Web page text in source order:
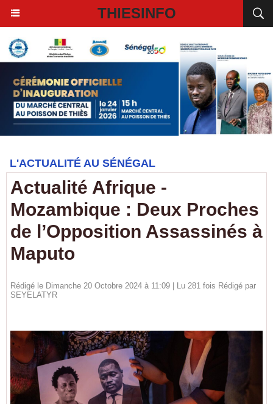
THIESINFO
L'ACTUALITÉ AU SÉNÉGAL
Actualité Afrique -
Mozambique : Deux Proches
de l’Opposition Assassinés à
Maputo
Rédigé le Dimanche 20 Octobre 2024 à 11:09 | Lu 281 fois Rédigé par
SEYELATYR